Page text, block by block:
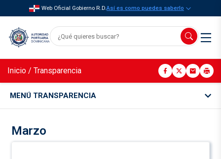
Web Oficial Gobierno R.D.Así es como puedes saberlo
Inicio / Transparencia
MENÚ TRANSPARENCIA
Marzo